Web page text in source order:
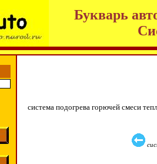
Букварь
система подогрева горючей смеси